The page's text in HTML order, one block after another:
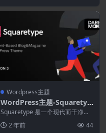
Wordpress主题
WordPress主题-Squaretyp
e 3.1.0–现代博客WordPress
主题
Squaretype 是一个现代而干净
于...2 年前 44